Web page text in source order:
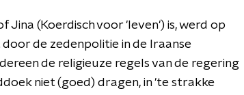
Jina (Koerdisch voor 'leven') is, werd op
de zedenpolitie in de Iraanse
de religieuze regels van de regering
niet (goed) dragen, in 'te strakke